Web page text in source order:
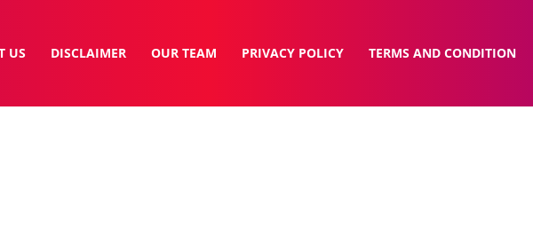
US DISCLAIMER OUR TEAM PRIVACY POLICY TERMS AND CONDITION